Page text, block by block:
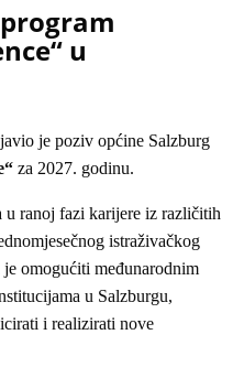
u
je poziv općine Salzburg
za 2027. godinu.
u ranoj fazi karijere iz različitih
istraživačkog
omogućiti međunarodnim
u Salzburgu,
i realizirati nove